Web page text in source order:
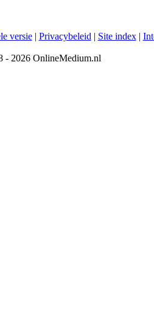
versie| Privacybeleid | Site index|
- 2026 OnlineMedium.nl